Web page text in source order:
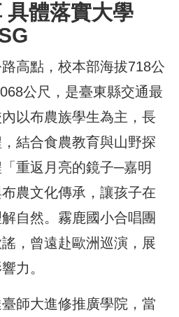
具體落實大學
高點，校本部海拔718公
公尺，是臺東縣交通最
以布農族學生為主，長
結合食農教育與山野探
重返月亮的鏡子─嘉明
農文化傳承，讓孩子在
自然。霧鹿國小合唱團
，曾遠赴歐洲巡演，展
力。
師大進修推廣學院，當